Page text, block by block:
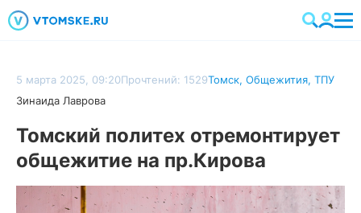
5 марта 2025, 09:20Прочтений: 1529Томск, Общежития, ТПУ
Зинаида Лаврова
Томский политех отремонтирует
общежитие на пр.Кирова